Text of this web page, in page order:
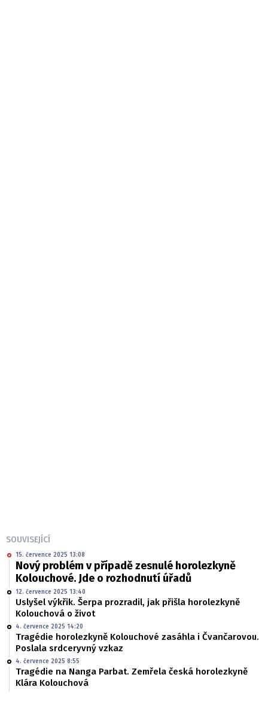
SOUVISEJÍCÍ
15. července 2025 13:08
Nový problém v případě zesnulé horolezkyně
Kolouchové. Jde o rozhodnutí úřadů
12. července 2025 13:40
Uslyšel výkřik. Šerpa prozradil, jak přišla horolezkyně
Kolouchová o život
4. července 2025 14:20
Tragédie horolezkyně Kolouchové zasáhla i Čvančarovou.
Poslala srdceryvný vzkaz
4. července 2025 8:55
Tragédie na Nanga Parbat. Zemřela česká horolezkyně
Klára Kolouchová